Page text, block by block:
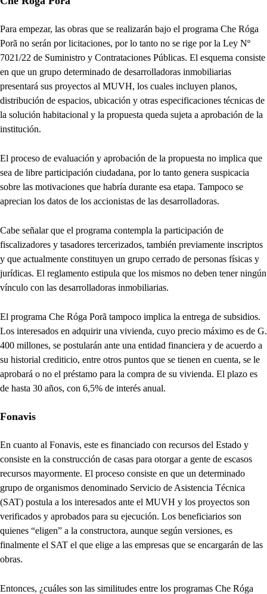
Para empezar, las obras que se realizarán bajo el programa Che Róga
Porã no serán por licitaciones, por lo tanto no se rige por la Ley Nº
7021/22 de Suministro y Contrataciones Públicas. El esquema consiste
en que un grupo determinado de desarrolladoras inmobiliarias
presentará sus proyectos al MUVH, los cuales incluyen planos,
distribución de espacios, ubicación y otras especificaciones técnicas de
la solución habitacional y la propuesta queda sujeta a aprobación de la
institución.
El proceso de evaluación y aprobación de la propuesta no implica que
sea de libre participación ciudadana, por lo tanto genera suspicacia
sobre las motivaciones que habría durante esa etapa. Tampoco se
aprecian los datos de los accionistas de las desarrolladoras.
Cabe señalar que el programa contempla la participación de
fiscalizadores y tasadores tercerizados, también previamente inscriptos
y que actualmente constituyen un grupo cerrado de personas físicas y
jurídicas. El reglamento estipula que los mismos no deben tener ningún
vínculo con las desarrolladoras inmobiliarias.
El programa Che Róga Porã tampoco implica la entrega de subsidios.
Los interesados en adquirir una vivienda, cuyo precio máximo es de G.
400 millones, se postularán ante una entidad financiera y de acuerdo a
su historial crediticio, entre otros puntos que se tienen en cuenta, se le
aprobará o no el préstamo para la compra de su vivienda. El plazo es
de hasta 30 años, con 6,5% de interés anual.
Fonavis
En cuanto al Fonavis, este es financiado con recursos del Estado y
consiste en la construcción de casas para otorgar a gente de escasos
recursos mayormente. El proceso consiste en que un determinado
grupo de organismos denominado Servicio de Asistencia Técnica
(SAT) postula a los interesados ante el MUVH y los proyectos son
verificados y aprobados para su ejecución. Los beneficiarios son
quienes “eligen” a la constructora, aunque según versiones, es
finalmente el SAT el que elige a las empresas que se encargarán de las
obras.
Entonces, ¿cuáles son las similitudes entre los programas Che Róga